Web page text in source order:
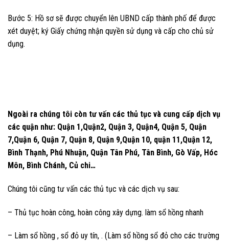
Bước 5: Hồ sơ sẽ được chuyển lên UBND cấp thành phố để được
xét duyệt; ký Giấy chứng nhận quyền sử dụng và cấp cho chủ sử
dụng.
Ngoài ra chúng tôi còn tư vấn các thủ tục và cung cấp dịch vụ
các quận như: Quận 1,Quận2, Quận 3, Quận4, Quận 5, Quận
7,Quận 6, Quận 7, Quận 8, Quận 9,Quận 10, quận 11,Quận 12,
Bình Thạnh, Phú Nhuận, Quận Tân Phú, Tân Bình, Gò Vấp, Hóc
Môn, Bình Chánh, Củ chi…
Chúng tôi cũng tư vấn các thủ tục và các dịch vụ sau:
– Thủ tục hoàn công, hoàn công xây dựng. làm sổ hồng nhanh
– Làm sổ hồng , sổ đỏ uy tín, . (Làm sổ hồng sổ đỏ cho các trường